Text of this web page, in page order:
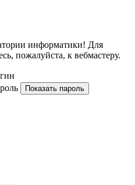
информатики! Для
пожалуйста, к вебмастеру.
Показать пароль